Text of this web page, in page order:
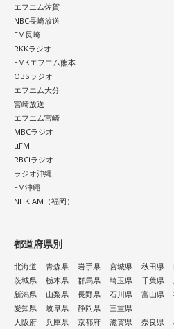
エフエム佐賀
NBC長崎放送
FM長崎
RKKラジオ
FMKエフエム熊本
OBSラジオ
エフエム大分
宮崎放送
エフエム宮崎
MBCラジオ
μFM
RBCiラジオ
ラジオ沖縄
FM沖縄
NHK AM（福岡）
都道府県別
北海道 青森県 岩手県 宮城県 秋田県
茨城県
栃木県 群馬県 埼玉県 千葉県
新潟県
山梨県 長野県 石川県 富山県
愛知県
岐阜県 静岡県
三重県
大阪府
兵庫県 京都府 滋賀県 奈良県